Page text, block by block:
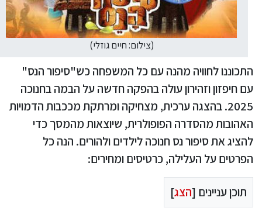
(צילום: חיים גוזלי)
התכוננו לחוויה מהנה עם כל המשפחה כש"סיפור הנס"
עם חיפזון וזהירון עולה בהפקה חדשה על הבמה בחנוכה
2025. בהצגה ערכית, מצחיקה ומרתקת מככבות הדמויות
האהובות מהסדרה הפופולרית, שיוצאות מהמסך כדי
להציג את סיפור נס חנוכה לילדים ולהורים. הנה כל
הפרטים על העלילה, כרטיסים ומחירים:
תוכן עניינים [הצג]